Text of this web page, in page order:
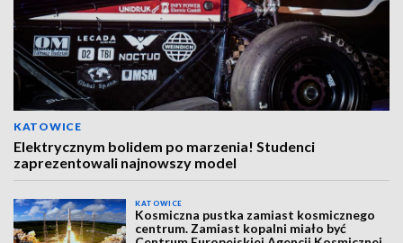
KATOWICE
Elektrycznym bolidem po marzenia! Studenci
zaprezentowali najnowszy model
KATOWICE
Kosmiczna pustka zamiast kosmicznego
centrum. Zamiast kopalni miało być